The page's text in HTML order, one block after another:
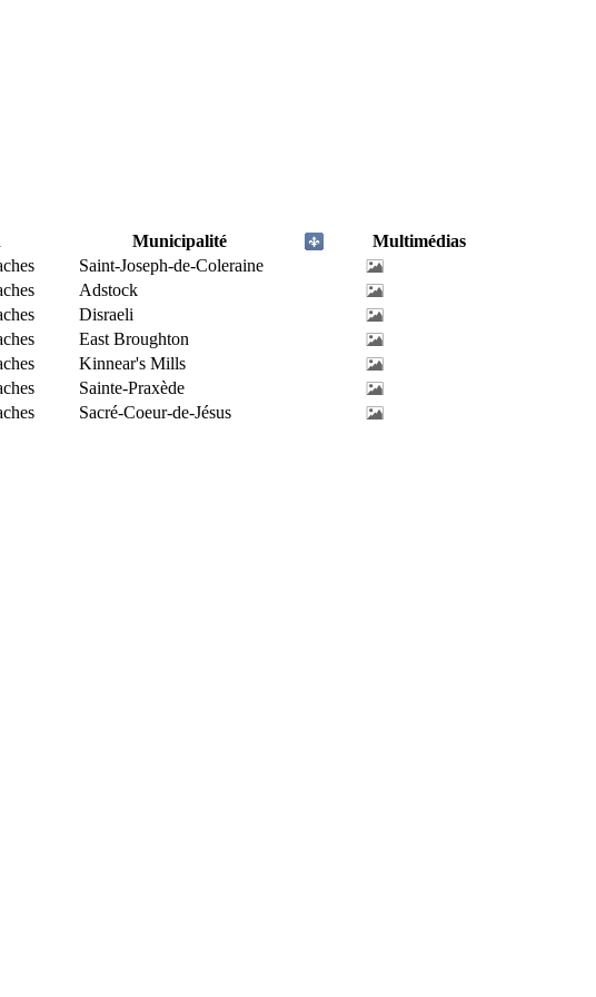
Municipalité
Multimédias
Saint-Joseph-de-Coleraine
Adstock
Disraeli
East Broughton
Kinnear's Mills
Sainte-Praxède
Sacré-Coeur-de-Jésus